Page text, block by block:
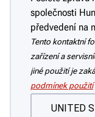
společnosti
předvedení na
Tento kontaktní
zařízení a
jiné použití je
podmínek použití